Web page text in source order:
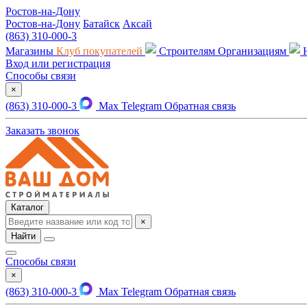
Ростов-на-Дону
Ростов-на-Дону Батайск Аксай
(863) 310-000-3
Магазины Клуб покупателей Строителям Организациям
Вход или регистрация
Способы связи
×
(863) 310-000-3 Max Telegram Обратная связь
Заказать звонок
Каталог
×
Найти
Способы связи
×
(863) 310-000-3 Max Telegram Обратная связь